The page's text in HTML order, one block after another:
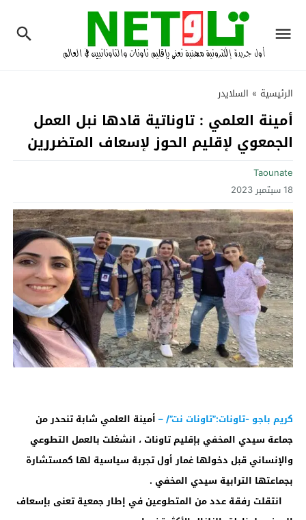
الرئيسية » السلايدر
أمينة العلمي : تاوناتية قادها نبل العمل
الجمعوي لإقليم الحوز لإسعاف المتضررين‎
Taounate
18 سبتمبر 2023
كريم باجو -تاونات:”تاونات نت”/ –أمينة العلمي شابة تنحدر من
جماعة سيدي المخفي بإقليم تاونات ، انشغلت بالعمل التطوعي
والإنساني قبل دخولها غمار أول تجربة سياسية لها كمستشارة
بجماعتها الترابية سيدي المخفي .
انتقلت رفقة عدد من المتطوعين في إطار جمعية تعنى بإسعاف